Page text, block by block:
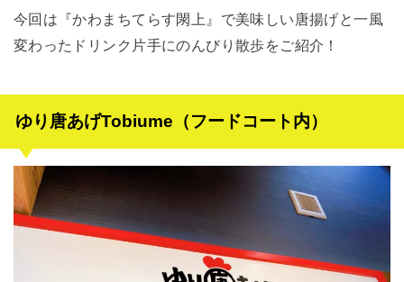
今回は『かわまちてらす閖上』で美味しい唐揚げと一風
変わったドリンク片手にのんびり散歩をご紹介！
ゆり唐あげTobiume（フードコート内）